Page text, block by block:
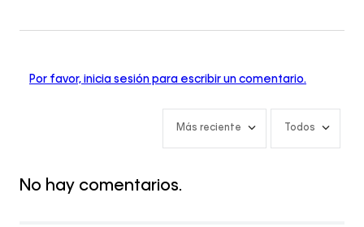
Por favor, inicia sesión para escribir un comentario.
Más reciente Todos
No hay comentarios.